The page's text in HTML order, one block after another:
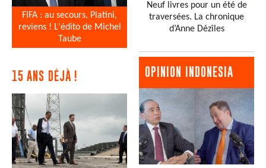
FIFA : au secours, Platini,
reviens ! L'édito de Michel
Taube
15 ANS DÉJÀ !
Neuf livres pour un été de
traversées. La chronique
d’Anne Dézîles
OPINION INDONESIA